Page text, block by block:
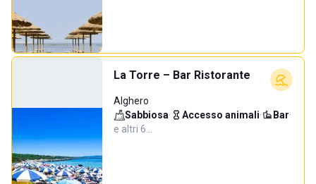
La Torre – Bar Ristorante
Alghero
Sabbiosa· Accesso animali· Bar·
e altri 6…